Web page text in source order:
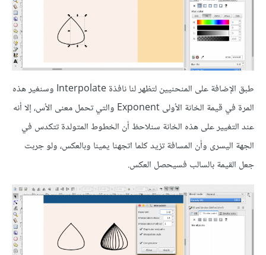
طبق الإضافة على المنحنيين لتظهر لنا نافذة Interpolate وسنغير هذه
المرة في قيمة الخانة الأولى Exponent والتي تحمل معنى الأس، إلا أنه
عند التغيير على هذه الخانة سنلاحظ أن الخطوط المتولدة تتكدس في
الجهة اليسرى وأن المسافة تزيد كلما اتجهنا يمينا وبالعكس، ولو جربت
جعل القيمة بالسالب فسيحصل العكس.